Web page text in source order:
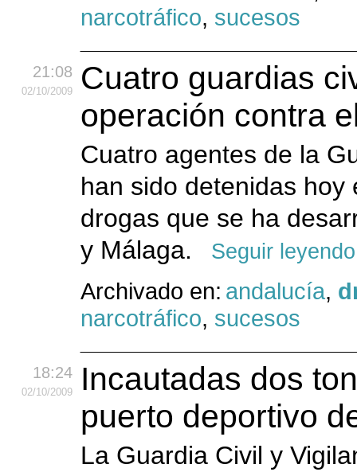
narcotráfico, sucesos
21:08
02/10/2009
Cuatro guardias
operación contra
Cuatro agentes de la
han sido detenidas
drogas que se ha
y Málaga.
Seguir leyendo
Archivado en: andalucía,
narcotráfico, sucesos
18:24
02/10/2009
Incautadas dos
puerto deportivo
La Guardia Civil y